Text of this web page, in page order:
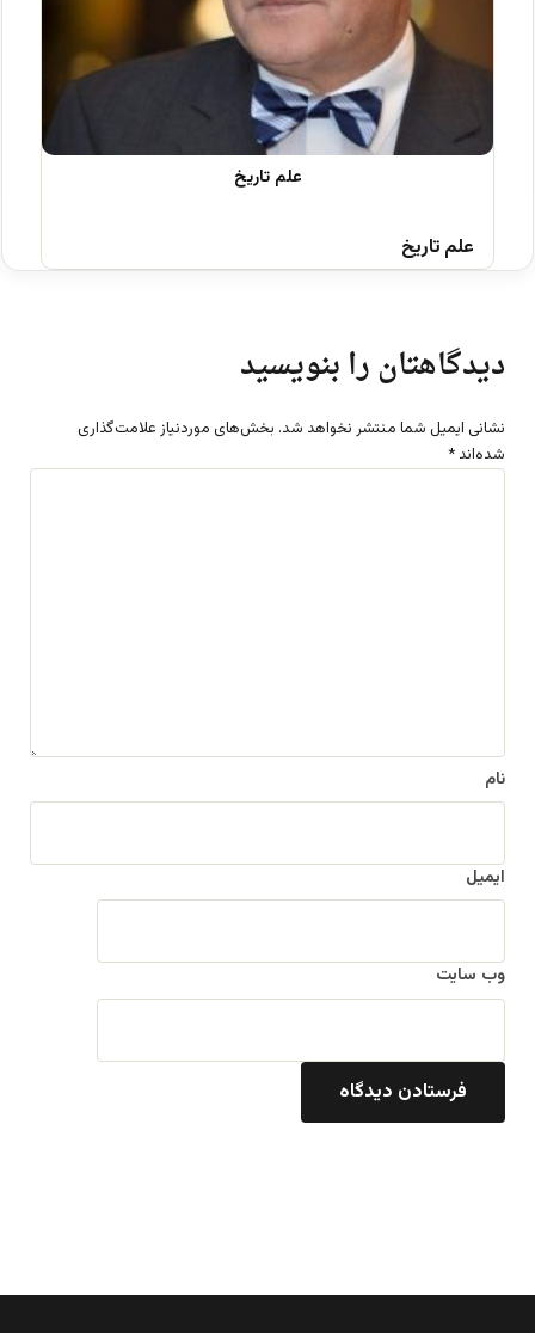
علم تاریخ
دیدگاهتان را بنویسید
نشانی ایمیل شما منتشر نخواهد شد. بخش‌های موردنیاز علامت‌گذاری
شده‌اند *
نام
ایمیل
وب‌ سایت